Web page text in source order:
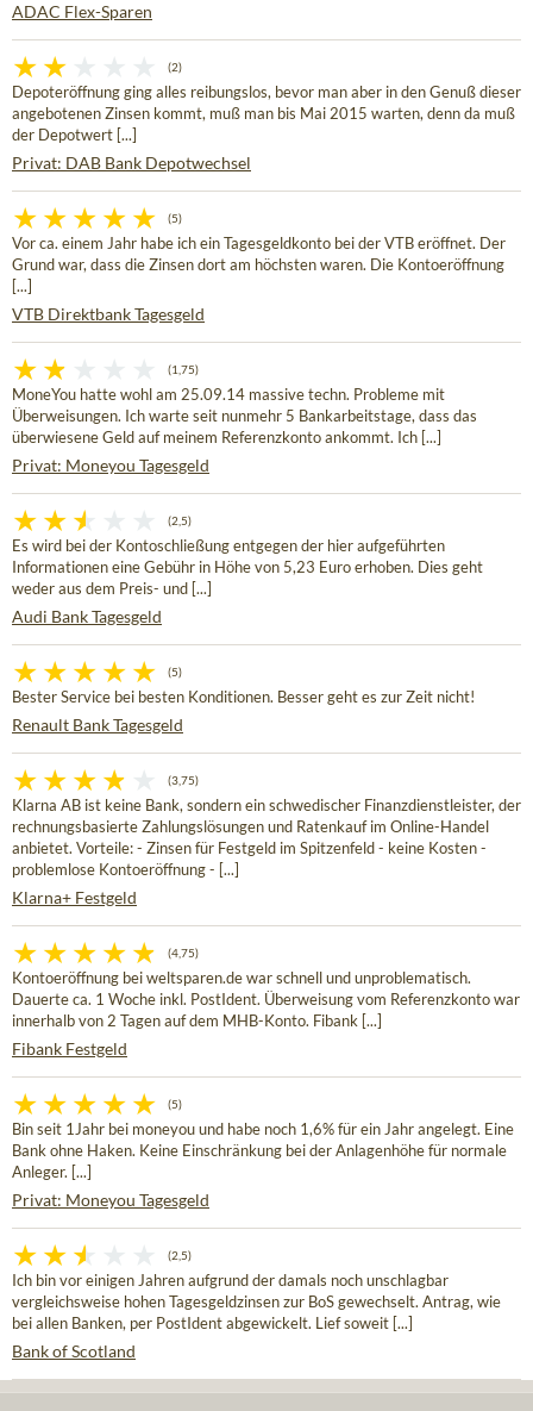
ADAC Flex-Sparen
(2)
Depoteröffnung ging alles reibungslos, bevor man aber in den Genuß dieser
angebotenen Zinsen kommt, muß man bis Mai 2015 warten, denn da muß
der Depotwert [...]
Privat: DAB Bank Depotwechsel
(5)
Vor ca. einem Jahr habe ich ein Tagesgeldkonto bei der VTB eröffnet. Der
Grund war, dass die Zinsen dort am höchsten waren. Die Kontoeröffnung
[...]
VTB Direktbank Tagesgeld
(1,75)
MoneYou hatte wohl am 25.09.14 massive techn. Probleme mit
Überweisungen. Ich warte seit nunmehr 5 Bankarbeitstage, dass das
überwiesene Geld auf meinem Referenzkonto ankommt. Ich [...]
Privat: Moneyou Tagesgeld
(2,5)
Es wird bei der Kontoschließung entgegen der hier aufgeführten
Informationen eine Gebühr in Höhe von 5,23 Euro erhoben. Dies geht
weder aus dem Preis- und [...]
Audi Bank Tagesgeld
(5)
Bester Service bei besten Konditionen. Besser geht es zur Zeit nicht!
Renault Bank Tagesgeld
(3,75)
Klarna AB ist keine Bank, sondern ein schwedischer Finanzdienstleister, der
rechnungsbasierte Zahlungslösungen und Ratenkauf im Online-Handel
anbietet. Vorteile: - Zinsen für Festgeld im Spitzenfeld - keine Kosten -
problemlose Kontoeröffnung - [...]
Klarna+ Festgeld
(4,75)
Kontoeröffnung bei weltsparen.de war schnell und unproblematisch.
Dauerte ca. 1 Woche inkl. PostIdent. Überweisung vom Referenzkonto war
innerhalb von 2 Tagen auf dem MHB-Konto. Fibank [...]
Fibank Festgeld
(5)
Bin seit 1Jahr bei moneyou und habe noch 1,6% für ein Jahr angelegt. Eine
Bank ohne Haken. Keine Einschränkung bei der Anlagenhöhe für normale
Anleger. [...]
Privat: Moneyou Tagesgeld
(2,5)
Ich bin vor einigen Jahren aufgrund der damals noch unschlagbar
vergleichsweise hohen Tagesgeldzinsen zur BoS gewechselt. Antrag, wie
bei allen Banken, per PostIdent abgewickelt. Lief soweit [...]
Bank of Scotland